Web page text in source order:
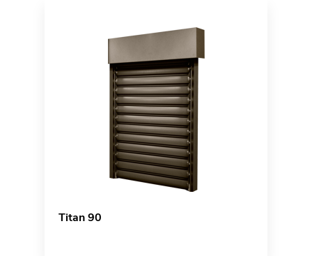
Titan 90